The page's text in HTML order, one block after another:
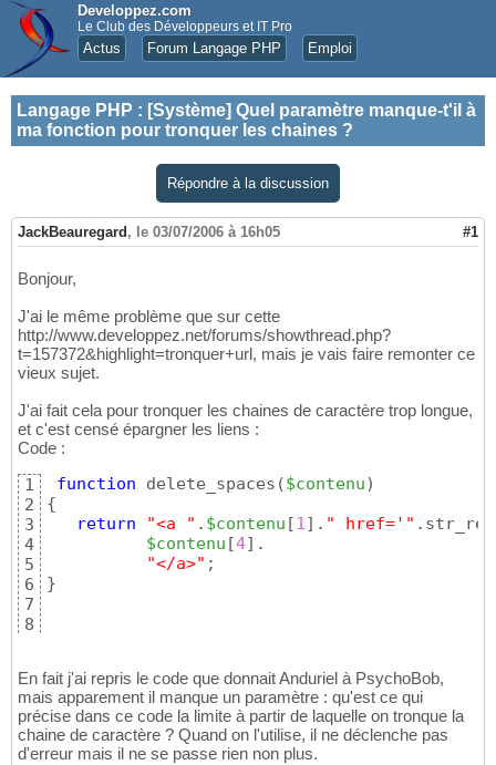
Developpez.com
Le Club des Développeurs et IT Pro
Actus Forum Langage PHP Emploi
Langage PHP : [Système] Quel paramètre manque-t'il à
ma fonction pour tronquer les chaines ?
Répondre à la discussion
JackBeauregard , le 03/07/2006 à 16h05 #1
Bonjour,
J'ai le même problème que sur cette
http://www.developpez.net/forums/showthread.php?
t=157372&highlight=tronquer+url, mais je vais faire remonter ce
vieux sujet.
J'ai fait cela pour tronquer les chaines de caractère trop longue,
et c'est censé épargner les liens :
Code :
1
2
3
4
5
6
7
8
function delete_spaces ($contenu)
{
return
"<a " . $contenu [1] . " href='"
$contenu [4] .
"</a>"
}
En fait j'ai repris le code que donnait Anduriel à PsychoBob,
mais apparement il manque un paramètre : qu'est ce qui
précise dans ce code la limite à partir de laquelle on tronque la
chaine de caractère ? Quand on l'utilise, il ne déclenche pas
d'erreur mais il ne se passe rien non plus.